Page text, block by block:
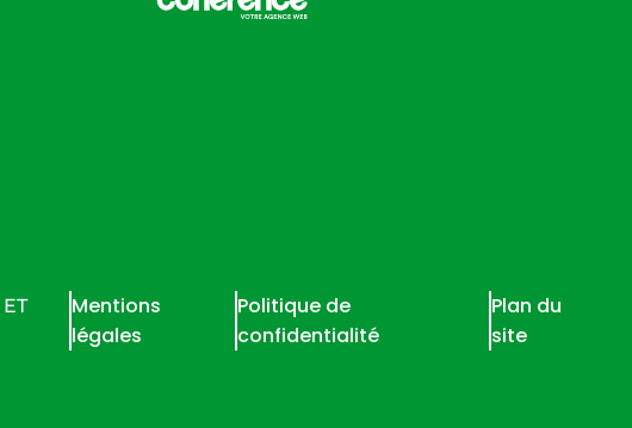
Mentions
légales
Politique de
confidentialité
Plan du
site